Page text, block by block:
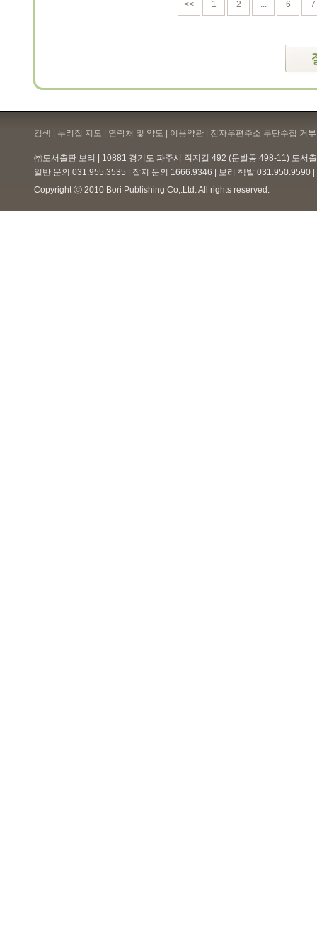
<< 1 2 ... 6 7
검색 | 누리집 지도 | 연락처 및 약도 | 이용약관 | 전자우편주소 무단수집 거
㈜도서출판 보리 | 10881 경기도 파주시 직지길 492 (문발동 498-11) 도서
일반 문의 031.955.3535 | 잡지 문의 1666.9346 | 보리 책밭 031.950.9590
Copyright ⓒ 2010 Bori Publishing Co,.Ltd. All rights reserved.